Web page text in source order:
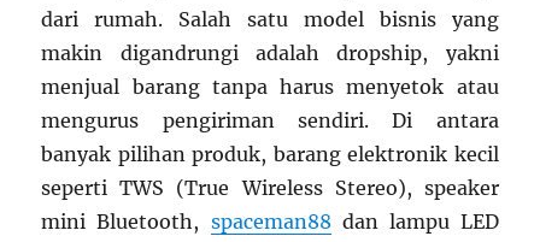
dari rumah. Salah satu model bisnis yang
makin digandrungi adalah dropship, yakni
menjual barang tanpa harus menyetok atau
mengurus pengiriman sendiri. Di antara
banyak pilihan produk, barang elektronik kecil
seperti TWS (True Wireless Stereo), speaker
mini Bluetooth, spaceman88 dan lampu LED